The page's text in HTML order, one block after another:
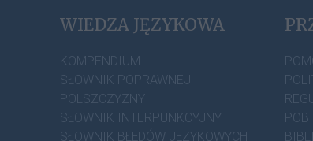
WIEDZA JĘZYKOWA
KOMPENDIUM
SŁOWNIK POPRAWNEJ
POLSZCZYZNY
SŁOWNIK INTERPUNKCYJNY
SŁOWNIK BŁĘDÓW JĘZYKOWYCH